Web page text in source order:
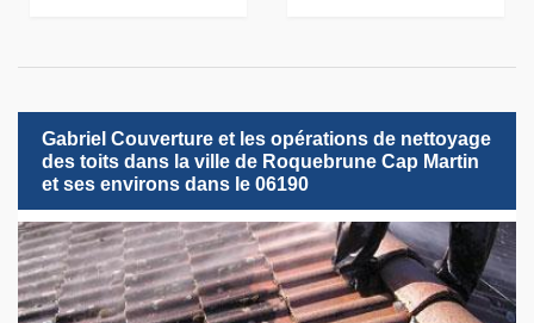
Gabriel Couverture et les opérations de nettoyage
des toits dans la ville de Roquebrune Cap Martin
et ses environs dans le 06190